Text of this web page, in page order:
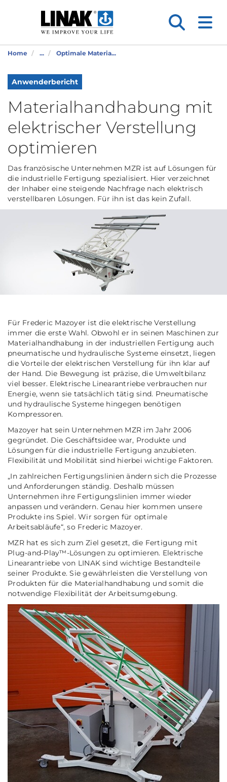
Home ... Optimale Materia...
Anwenderbericht
Materialhandhabung mit
elektrischer Verstellung
optimieren
Das französische Unternehmen MZR ist auf Lösungen für
die industrielle Fertigung spezialisiert. Hier verzeichnet
der Inhaber eine steigende Nachfrage nach elektrisch
verstellbaren Lösungen. Für ihn ist das kein Zufall.
Für Frederic Mazoyer ist die elektrische Verstellung
immer die erste Wahl. Obwohl er in seinen Maschinen zur
Materialhandhabung in der industriellen Fertigung auch
pneumatische und hydraulische Systeme einsetzt, liegen
die Vorteile der elektrischen Verstellung für ihn klar auf
der Hand. Die Bewegung ist präzise, die Umweltbilanz
viel besser. Elektrische Linearantriebe verbrauchen nur
Energie, wenn sie tatsächlich tätig sind. Pneumatische
und hydraulische Systeme hingegen benötigen
Kompressoren.
Mazoyer hat sein Unternehmen MZR im Jahr 2006
gegründet. Die Geschäftsidee war, Produkte und
Lösungen für die industrielle Fertigung anzubieten.
Flexibilität und Mobilität sind hierbei wichtige Faktoren.
„In zahlreichen Fertigungslinien ändern sich die Prozesse
und Anforderungen ständig. Deshalb müssen
Unternehmen ihre Fertigungslinien immer wieder
anpassen und verändern. Genau hier kommen unsere
Produkte ins Spiel. Wir sorgen für optimale
Arbeitsabläufe“, so Frederic Mazoyer.
MZR hat es sich zum Ziel gesetzt, die Fertigung mit
Plug-and-Play™-Lösungen zu optimieren. Elektrische
Linearantriebe von LINAK sind wichtige Bestandteile
seiner Produkte. Sie gewährleisten die Verstellung von
Produkten für die Materialhandhabung und somit die
notwendige Flexibilität der Arbeitsumgebung.